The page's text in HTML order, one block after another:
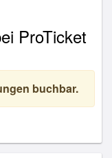
ProTicket
buchbar.